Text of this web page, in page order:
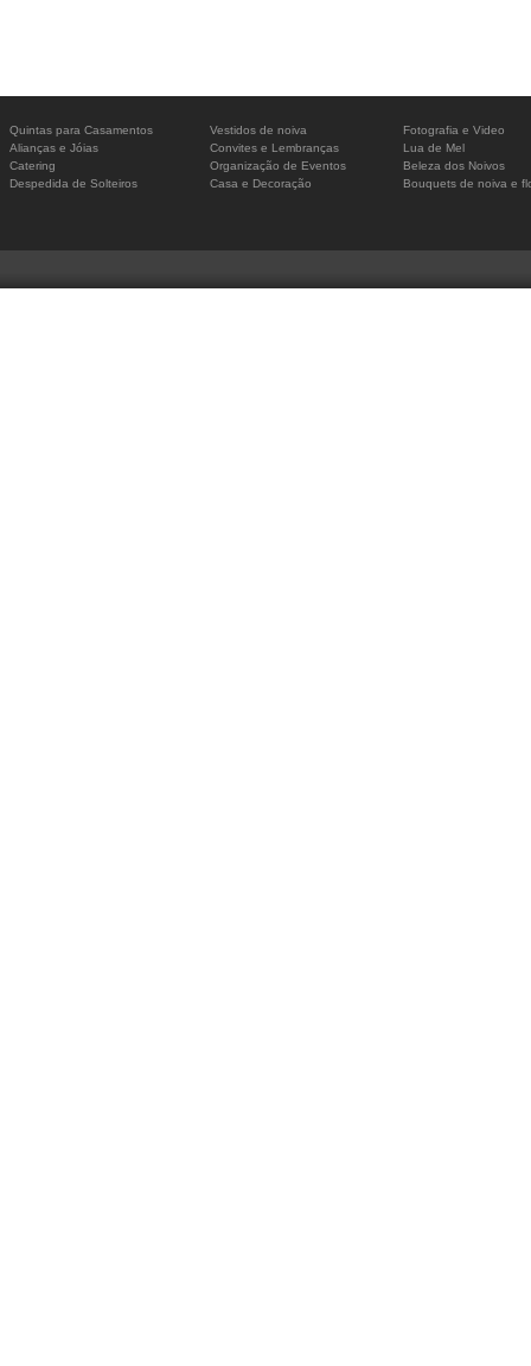
Quintas para Casamentos Vestidos de noiva
Fotografia e Video
Alianças e Jóias
Convites e Lembranças
Lua de Mel
Catering
Organização de Eventos
Beleza dos Noivos
Despedida de Solteiros
Casa e Decoração Bouquets de noiva e